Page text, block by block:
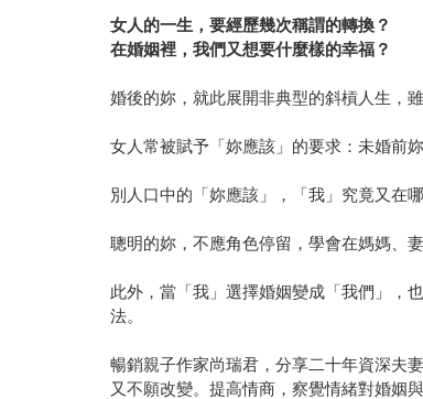
女人的一生，要經歷幾次稱謂的轉換？
在婚姻裡，我們又想要什麼樣的幸福？
婚後的妳，就此展開非典型的斜槓人生，
女人常被賦予「妳應該」的要求：未婚前
別人口中的「妳應該」，「我」究竟又在
聰明的妳，不應角色停留，學會在媽媽、
此外，當「我」選擇婚姻變成「我們」，
法。
暢銷親子作家尚瑞君，分享二十年資深夫
又不願改變。提高情商，察覺情緒對婚姻